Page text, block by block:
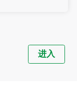
进入